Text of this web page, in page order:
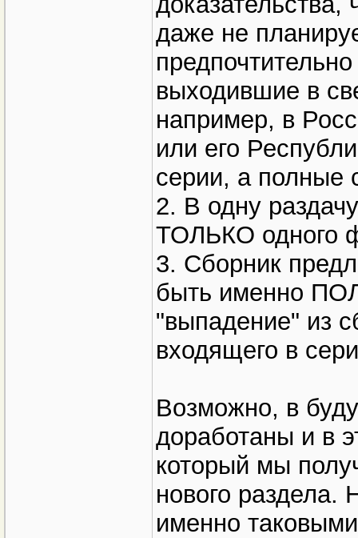
даже не
выходившие в
например, в
или его
серии, а полные
2. В одну
ТОЛЬКО одного
3. Сборник
быть именно
"выпадение" из
входящего в
Возможно, в
доработаны и в
который мы
нового раздела.
именно